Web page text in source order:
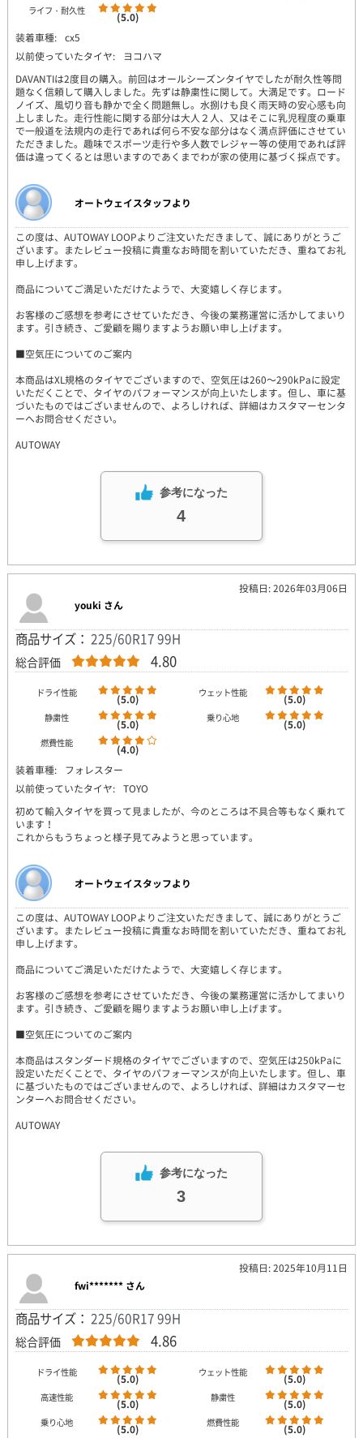
ライフ・耐久性
(5.0)
装着車種: cx5
以前使っていたタイヤ:
ヨコハマ
DAVANTIは2度目の購入。前回はオールシーズンタイヤでしたが耐久性等問
題なく信頼して購入しました。先ずは静粛性に関して。大満足です。ロード
ノイズ、風切り音も静かで全く問題無し。水捌けも良く雨天時の安心感も向
上しました。走行性能に関する部分は大人２人、又はそこに乳児程度の乗車
で一般道を法規内の走行であれば何ら不安な部分はなく満点評価にさせてい
ただきました。趣味でスポーツ走行や多人数でレジャー等の使用であれば評
価は違ってくるとは思いますのであくまでわが家の使用に基づく採点です。
オートウェイスタッフより
この度は、AUTOWAY LOOPよりご注文いただきまして、誠にありがとうご
ざいます。またレビュー投稿に貴重なお時間を割いていただき、重ねてお礼
申し上げます。
商品についてご満足いただけたようで、大変嬉しく存じます。
お客様のご感想を参考にさせていただき、今後の業務運営に活かしてまいり
ます。引き続き、ご愛顧を賜りますようお願い申し上げます。
■空気圧についてのご案内
本商品はXL規格のタイヤでございますので、空気圧は260～290kPaに設定
いただくことで、タイヤのパフォーマンスが向上いたします。但し、車に基
づいたものではございませんので、よろしければ、詳細はカスタマーセンタ
ーへお問合せください。
AUTOWAY
参考になった
4
投稿日: 2026年03月06日
youki さん
商品サイズ： 225/60R17 99H
総合評価 4.80
ドライ性能 (5.0) ウェット性能 (5.0)
静粛性 (5.0) 乗り心地 (5.0)
燃費性能
(4.0)
装着車種:
フォレスター
以前使っていたタイヤ: TOYO
初めて輸入タイヤを買って見ましたが、今のところは不具合等もなく乗れて
います！
これからもうちょっと様子見てみようと思っています。
オートウェイスタッフより
この度は、AUTOWAY LOOPよりご注文いただきまして、誠にありがとうご
ざいます。またレビュー投稿に貴重なお時間を割いていただき、重ねてお礼
申し上げます。
商品についてご満足いただけたようで、大変嬉しく存じます。
お客様のご感想を参考にさせていただき、今後の業務運営に活かしてまいり
ます。引き続き、ご愛顧を賜りますようお願い申し上げます。
■空気圧についてのご案内
本商品はスタンダード規格のタイヤでございますので、空気圧は250kPaに
設定いただくことで、タイヤのパフォーマンスが向上いたします。但し、車
に基づいたものではございませんので、よろしければ、詳細はカスタマーセ
ンターへお問合せください。
AUTOWAY
参考になった
3
投稿日: 2025年10月11日
fwi******* さん
商品サイズ： 225/60R17 99H
総合評価 4.86
ドライ性能 (5.0) ウェット性能 (5.0)
高速性能 (5.0) 静粛性 (5.0)
乗り心地 (5.0) 燃費性能 (5.0)